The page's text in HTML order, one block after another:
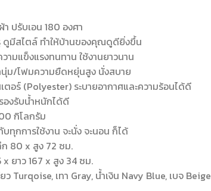
า ปรับเอน 180 องศา
ดูมีสไตล์ ทำให้บ้านของคุณดูดียิ่งขึ้น
ามแข็งแรงทนทาน ใช้งานยาวนาน
ม/โฟมความยืดหยุ่นสูง นั่งสบาย
อร์ (Polyester) ระบายอากาศและความร้อนได้ดี
องรับน้ำหนักได้ดี
กิโลกรัม
บทุกการใช้งาน จะนั่ง จะนอน ก็ได้
ก 80 x สูง 72 ซม.
ยาว 167 x สูง 34 ซม.
ว Turqoise, เทา Gray, น้ำเงิน Navy Blue, เบจ Beige